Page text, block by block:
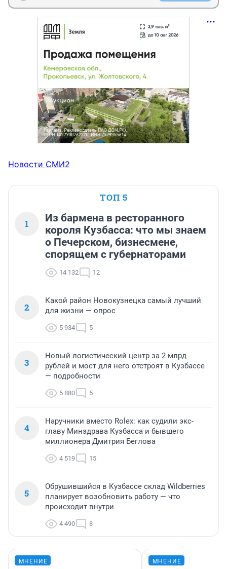
Новости СМИ2
ТОП 5
1
Из бармена в ресторанного
короля Кузбасса: что мы знаем
о Печерском, бизнесмене,
спорящем с губернаторами
14 132 12
2
Какой район Новокузнецка самый лучший
для жизни — опрос
5 934 5
3
Новый логистический центр за 2 млрд
рублей и мост для него отстроят в Кузбассе
— подробности
5 880 5
4
Наручники вместо Rolex: как судили экс-
главу Минздрава Кузбасса и бывшего
миллионера Дмитрия Беглова
4 519 15
5
Обрушившийся в Кузбассе склад Wildberries
планирует возобновить работу — что
происходит внутри
4 490 8
МНЕНИЕ МНЕНИЕ